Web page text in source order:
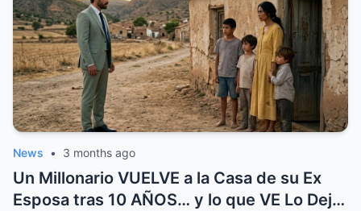
News • 3 months ago
Un Millonario VUELVE a la Casa de su Ex
Esposa tras 10 AÑOS… y lo que VE Lo Deja